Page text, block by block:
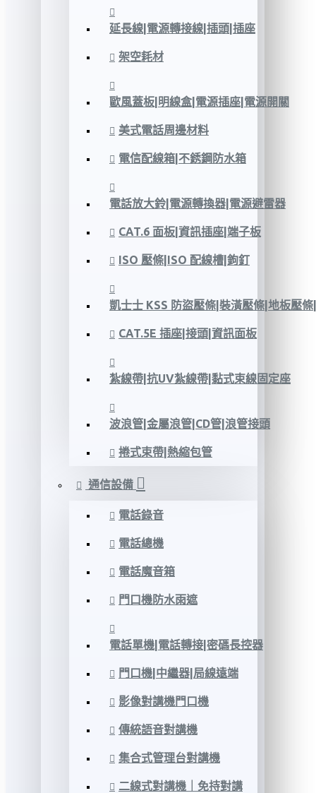
延長線|電源轉接線|插頭|插座
架空耗材
歐風蓋板|明線盒|電源插座|電源開關
美式電話周邊材料
電信配線箱|不銹鋼防水箱
電話放大鈴|電源轉換器|電源避雷器
CAT.6 面板|資訊插座|端子板
ISO 壓條|ISO 配線槽|鉤釘
凱士士 KSS 防盜壓條|裝潢壓條|地板壓
CAT.5E 插座|接頭|資訊面板
紮線帶|抗UV紮線帶|黏式束線固定座
波浪管|金屬浪管|CD管|浪管接頭
捲式束帶|熱縮包管
通信設備
電話錄音
電話總機
電話魔音箱
門口機防水雨遮
電話單機|電話轉接|密碼長控器
門口機|中繼器|局線遠端
影像對講機門口機
傳統語音對講機
集合式管理台對講機
二線式對講機｜免持對講